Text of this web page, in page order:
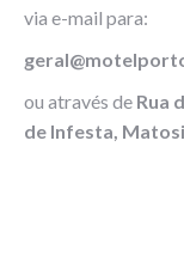
via e-mail para:
ou através de Rua
de Infesta,